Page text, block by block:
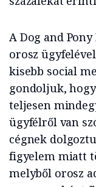
A Dog and
orosz
kisebb social
gondoljuk,
teljesen
ügyfélről van
cégnek
figyelem miatt
melyből orosz